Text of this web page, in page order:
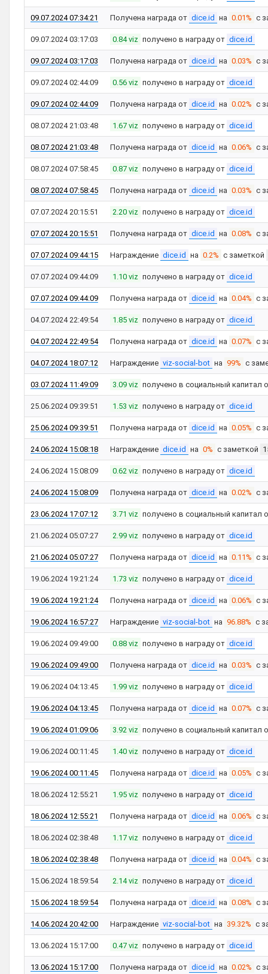
09.07.2024 07:34:21 Получена награда от dice.id на 0.01% с
09.07.2024 03:17:03 0.84 viz получено в награду от dice.id
09.07.2024 03:17:03 Получена награда от dice.id на 0.03% с
09.07.2024 02:44:09 0.56 viz получено в награду от dice.id
09.07.2024 02:44:09 Получена награда от dice.id на 0.02% с
08.07.2024 21:03:48 1.67 viz получено в награду от dice.id
08.07.2024 21:03:48 Получена награда от dice.id на 0.06% с
08.07.2024 07:58:45 0.87 viz получено в награду от dice.id
08.07.2024 07:58:45 Получена награда от dice.id на 0.03% с
07.07.2024 20:15:51 2.20 viz получено в награду от dice.id
07.07.2024 20:15:51 Получена награда от dice.id на 0.08% с
07.07.2024 09:44:15 Награждение dice.id на 0.2% с заметкой
07.07.2024 09:44:09 1.10 viz получено в награду от dice.id
07.07.2024 09:44:09 Получена награда от dice.id на 0.04% с
04.07.2024 22:49:54 1.85 viz получено в награду от dice.id
04.07.2024 22:49:54 Получена награда от dice.id на 0.07% с
04.07.2024 18:07:12 Награждение viz-social-bot на 99% с
03.07.2024 11:49:09 3.09 viz получено в социальный капитал
25.06.2024 09:39:51 1.53 viz получено в награду от dice.id
25.06.2024 09:39:51 Получена награда от dice.id на 0.05% с
24.06.2024 15:08:18 Награждение dice.id на 0% с заметкой
24.06.2024 15:08:09 0.62 viz получено в награду от dice.id
24.06.2024 15:08:09 Получена награда от dice.id на 0.02% с
23.06.2024 17:07:12 3.71 viz получено в социальный капитал
21.06.2024 05:07:27 2.99 viz получено в награду от dice.id
21.06.2024 05:07:27 Получена награда от dice.id на 0.11% с
19.06.2024 19:21:24 1.73 viz получено в награду от dice.id
19.06.2024 19:21:24 Получена награда от dice.id на 0.06% с
19.06.2024 16:57:27 Награждение viz-social-bot на 96.88% с
19.06.2024 09:49:00 0.88 viz получено в награду от dice.id
19.06.2024 09:49:00 Получена награда от dice.id на 0.03% с
19.06.2024 04:13:45 1.99 viz получено в награду от dice.id
19.06.2024 04:13:45 Получена награда от dice.id на 0.07% с
19.06.2024 01:09:06 3.92 viz получено в социальный капитал
19.06.2024 00:11:45 1.40 viz получено в награду от dice.id
19.06.2024 00:11:45 Получена награда от dice.id на 0.05% с
18.06.2024 12:55:21 1.95 viz получено в награду от dice.id
18.06.2024 12:55:21 Получена награда от dice.id на 0.06% с
18.06.2024 02:38:48 1.17 viz получено в награду от dice.id
18.06.2024 02:38:48 Получена награда от dice.id на 0.04% с
15.06.2024 18:59:54 2.14 viz получено в награду от dice.id
15.06.2024 18:59:54 Получена награда от dice.id на 0.08% с
14.06.2024 20:42:00 Награждение viz-social-bot на 39.32% с
13.06.2024 15:17:00 0.47 viz получено в награду от dice.id
13.06.2024 15:17:00 Получена награда от dice.id на 0.02% с